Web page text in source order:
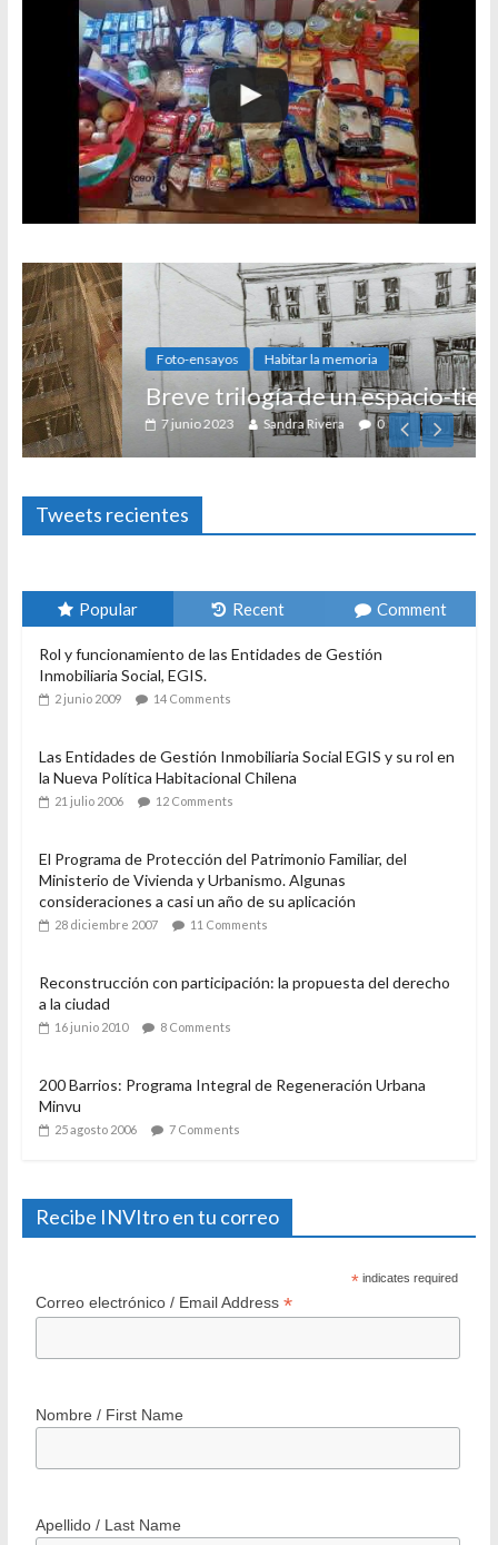
Foto-ensayos Habitar la memoria
Breve trilogía de un espacio-tiempo
7 junio 2023 Sandra Rivera 0
Tweets recientes
Popular Recent Comment
Rol y funcionamiento de las Entidades de Gestión
Inmobiliaria Social, EGIS.
2 junio 2009 14 Comments
Las Entidades de Gestión Inmobiliaria Social EGIS y su rol en
la Nueva Política Habitacional Chilena
21 julio 2006 12 Comments
El Programa de Protección del Patrimonio Familiar, del
Ministerio de Vivienda y Urbanismo. Algunas
consideraciones a casi un año de su aplicación
28 diciembre 2007 11 Comments
Reconstrucción con participación: la propuesta del derecho
a la ciudad
16 junio 2010 8 Comments
200 Barrios: Programa Integral de Regeneración Urbana
Minvu
25 agosto 2006 7 Comments
Recibe INVItro en tu correo
* indicates required
Correo electrónico / Email Address *
Nombre / First Name
Apellido / Last Name